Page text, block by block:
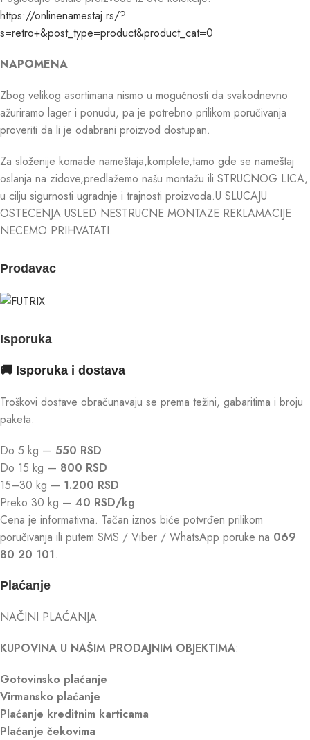
https://onlinenamestaj.rs/?
s=retro+&post_type=product&product_cat=0
NAPOMENA
Zbog velikog asortimana nismo u mogućnosti da svakodnevno
ažuriramo lager i ponudu, pa je potrebno prilikom poručivanja
proveriti da li je odabrani proizvod dostupan.
Za složenije komade nameštaja,komplete,tamo gde se nameštaj
oslanja na zidove,predlažemo našu montažu ili STRUCNOG LICA,
u cilju sigurnosti ugradnje i trajnosti proizvoda.U SLUCAJU
OSTECENJA USLED NESTRUCNE MONTAZE REKLAMACIJE
NECEMO PRIHVATATI.
Prodavac
Isporuka
🚚 Isporuka i dostava
Troškovi dostave obračunavaju se prema težini, gabaritima i broju
paketa.
Do 5 kg — 550 RSD
Do 15 kg — 800 RSD
15–30 kg — 1.200 RSD
Preko 30 kg — 40 RSD/kg
Cena je informativna. Tačan iznos biće potvrđen prilikom
poručivanja ili putem SMS / Viber / WhatsApp poruke na 069
80 20 101.
Plaćanje
NAČINI PLAĆANJA
KUPOVINA U NAŠIM PRODAJNIM OBJEKTIMA:
Gotovinsko plaćanje
Virmansko plaćanje
Plaćanje kreditnim karticama
Plaćanje čekovima